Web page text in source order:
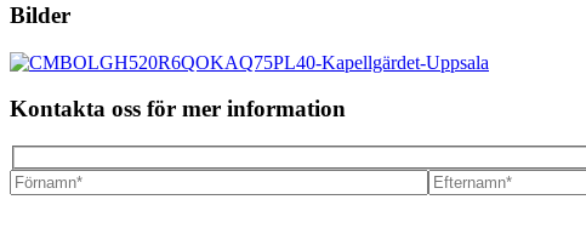
Bilder
Kontakta oss för mer information